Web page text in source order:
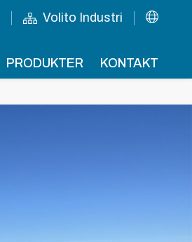
Volito Industri
PRODUKTER KONTAKT